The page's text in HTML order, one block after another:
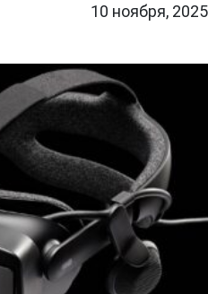
10 ноября, 2025